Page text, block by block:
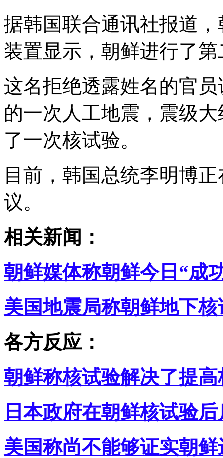
据韩国联合通讯社报道
装置显示，朝鲜进行了
这名拒绝透露姓名的官
的一次人工地震，震级
了一次核试验。
目前，韩国总统李明博
议。
相关新闻：
朝鲜媒体称朝鲜今日“成
美国地震局称朝鲜地下
各方反应：
朝鲜称核试验解决了提
日本政府在朝鲜核试验
美国称尚不能够证实朝